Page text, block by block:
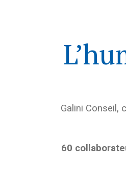
Galini Conseil,
60